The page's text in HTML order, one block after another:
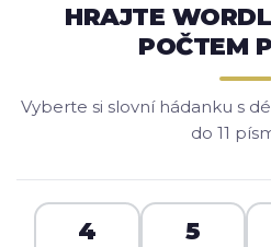
HRAJTE
POČTEM
Vyberte si slovní hádanku s
do 11
4 5